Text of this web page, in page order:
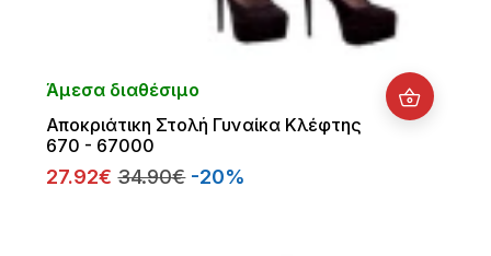
Άμεσα διαθέσιμο
Αποκριάτικη Στολή Γυναίκα Κλέφτης
670 - 67000
27.92€ 34.90€ -20%